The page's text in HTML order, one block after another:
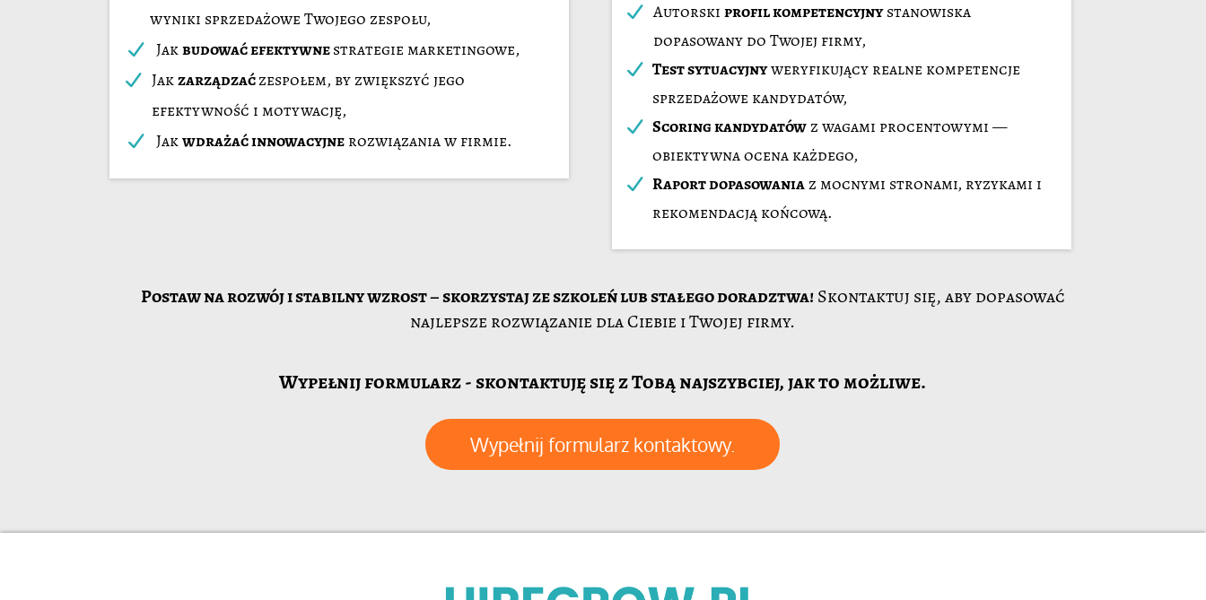
wyniki sprzedażowe Twojego zespołu,
Jakbudować efektywnestrategie marketingowe,
Jakzarządzaćzespołem, by zwiększyć jego
efektywność i motywację,
Jakwdrażać innowacyjne rozwiązania w firmie.
Autorski profil kompetencyjnystanowiska
dopasowany do Twojej firmy,
Test sytuacyjnyweryfikujący realne kompetencje
sprzedażowe kandydatów,
Scoring kandydatówz wagami procentowymi —
obiektywna ocena każdego,
Raport dopasowaniaz mocnymi stronami, ryzykami i
rekomendacją końcową.
Postaw na rozwój i stabilny wzrost – skorzystaj ze szkoleń lub stałego doradztwa! Skontaktuj się, aby dopasować
najlepsze rozwiązanie dla Ciebie i Twojej firmy.
Wypełnij formularz - skontaktuję się z Tobą najszybciej, jak to możliwe.
Wypełnij formularz kontaktowy.